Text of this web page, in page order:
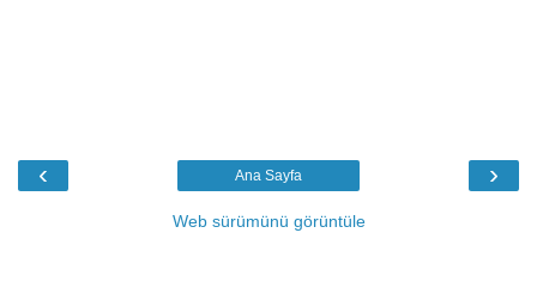
‹ ›
Ana Sayfa
Web sürümünü görüntüle